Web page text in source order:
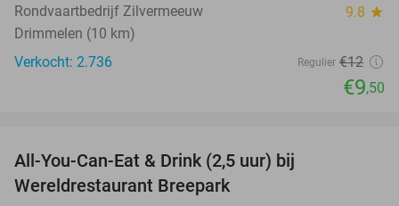
Rondvaartbedrijf Zilvermeeuw 9.8 star
Drimmelen (10 km)
Verkocht: 2.736
Regulier €12
€9,50
All-You-Can-Eat & Drink (2,5 uur) bij
Wereldrestaurant Breepark